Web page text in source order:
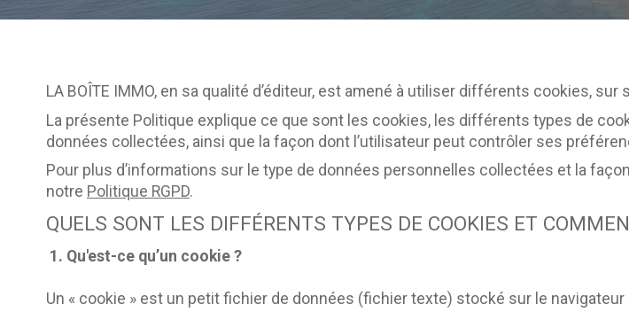
LA BOÎTE IMMO, en sa qualité d’éditeur, est amené à utiliser différents cookies,
La présente Politique explique ce que sont les cookies, les différents types de
données collectées, ainsi que la façon dont l’utilisateur peut contrôler ses
Pour plus d’informations sur le type de données personnelles collectées et la
notre Politique RGPD.
QUELS SONT LES DIFFÉRENTS TYPES DE COOKIES ET
1. Qu'est-ce qu’un cookie ?
Un « cookie » est un petit fichier de données (fichier texte) stocké sur le